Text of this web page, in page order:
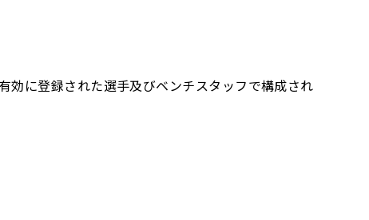
効に登録された選手及びベンチスタッフで構成され